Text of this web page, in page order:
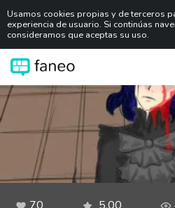
Usamos cookies propias y de terceros
experiencia de usuario. Si continúas
consideramos que aceptas su uso.
70 5,00